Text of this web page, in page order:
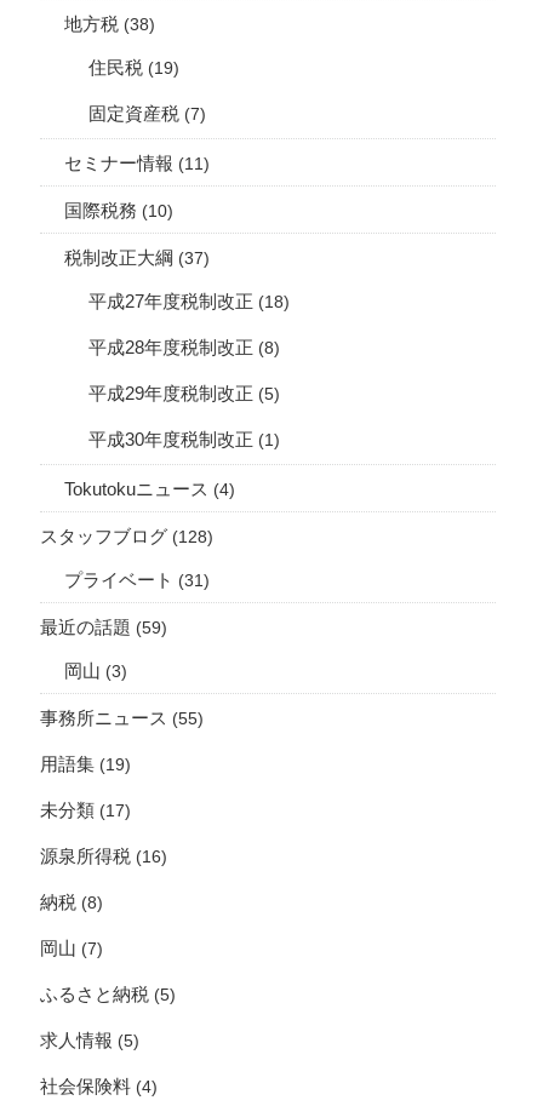
地方税 (38)
住民税 (19)
固定資産税 (7)
セミナー情報 (11)
国際税務 (10)
税制改正大綱 (37)
平成27年度税制改正 (18)
平成28年度税制改正 (8)
平成29年度税制改正 (5)
平成30年度税制改正 (1)
Tokutokuニュース (4)
スタッフブログ (128)
プライベート (31)
最近の話題 (59)
岡山 (3)
事務所ニュース (55)
用語集 (19)
未分類 (17)
源泉所得税 (16)
納税 (8)
岡山 (7)
ふるさと納税 (5)
求人情報 (5)
社会保険料 (4)